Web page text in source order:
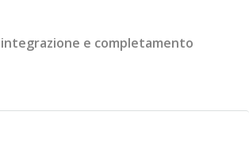
e completamento